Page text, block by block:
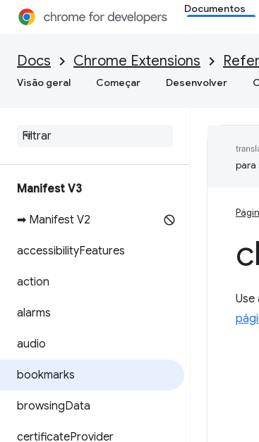
Documentos
Docs Chrome Extensions
Visão geral Começar Desenvolver
Manifest V3
➡ Manifest V2
accessibilityFeatures
action
alarms
audio
bookmarks
browsingData
certificateProvider
para
Use